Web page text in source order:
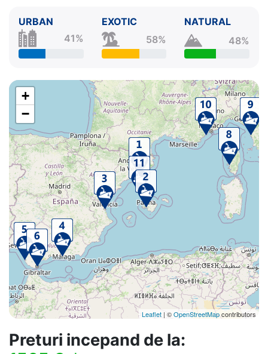
URBAN
41%
EXOTIC
58%
NATURAL
48%
+
−
Leaflet | ©OpenStreetMapcontributors
Preturi incepand de la: